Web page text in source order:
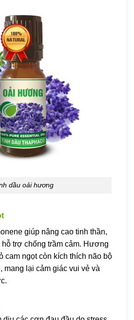
dầu oải hương
giúp nâng cao tinh thần,
hỗ trợ chống trầm cảm. Hương
cam ngọt còn kích thích não bộ
mang lại cảm giác vui vẻ và